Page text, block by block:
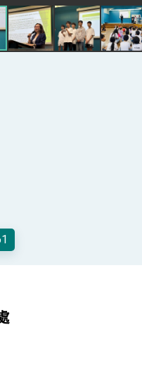
國安行動方案」記者
和平 以決心掌握國家
總統發表國慶演說
納州設立「駐鳳凰城辦